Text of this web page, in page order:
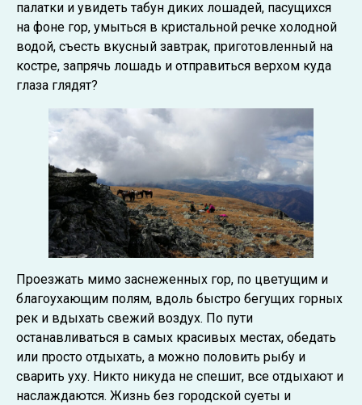
палатки и увидеть табун диких лошадей, пасущихся
на фоне гор, умыться в кристальной речке холодной
водой, съесть вкусный завтрак, приготовленный на
костре, запрячь лошадь и отправиться верхом куда
глаза глядят?
Проезжать мимо заснеженных гор, по цветущим и
благоухающим полям, вдоль быстро бегущих горных
рек и вдыхать свежий воздух. По пути
останавливаться в самых красивых местах, обедать
или просто отдыхать, а можно половить рыбу и
сварить уху. Никто никуда не спешит, все отдыхают и
наслаждаются. Жизнь без городской суеты и